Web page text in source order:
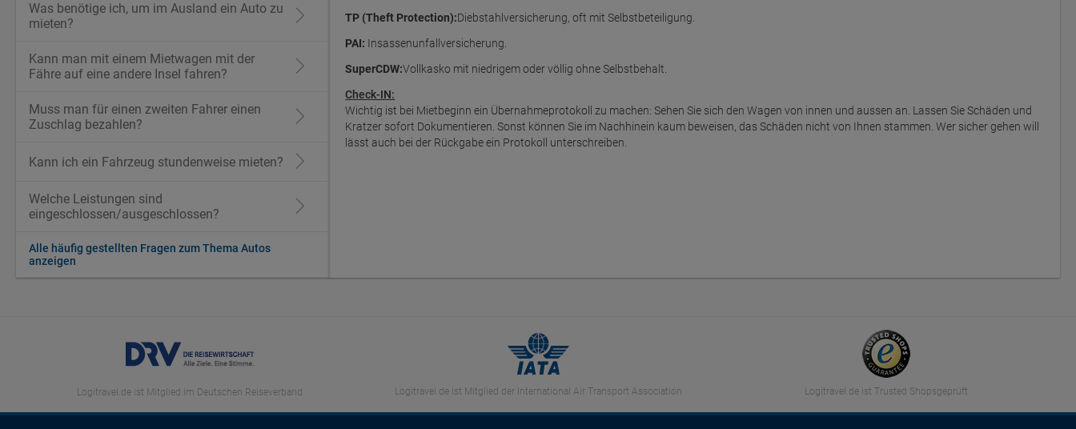
Was benötige ich, um im Ausland ein Auto zu
mieten?
Kann man mit einem Mietwagen mit der
Fähre auf eine andere Insel fahren?
Muss man für einen zweiten Fahrer einen
Zuschlag bezahlen?
Kann ich ein Fahrzeug stundenweise mieten?
Welche Leistungen sind
eingeschlossen/ausgeschlossen?
Alle häufig gestellten Fragen zum Thema Autos
anzeigen
TP (Theft Protection):Diebstahlversicherung, oft mit Selbstbeteiligung.
PAI: Insassenunfallversicherung.
SuperCDW:Vollkasko mit niedrigem oder völlig ohne Selbstbehalt.
Check-IN:
Wichtig ist bei Mietbeginn ein Übernahmeprotokoll zu machen: Sehen Sie sich den Wagen von innen und aussen an. Lassen Sie Schäden und
Kratzer sofort Dokumentieren. Sonst können Sie im Nachhinein kaum beweisen, das Schäden nicht von Ihnen stammen. Wer sicher gehen will
lässt auch bei der Rückgabe ein Protokoll unterschreiben.
Logitravel.de ist Mitglied im Deutschen Reiseverband Logitravel.de ist Mitglied der International Air Transport Association Logitravel.de ist Trusted Shopsgeprüft